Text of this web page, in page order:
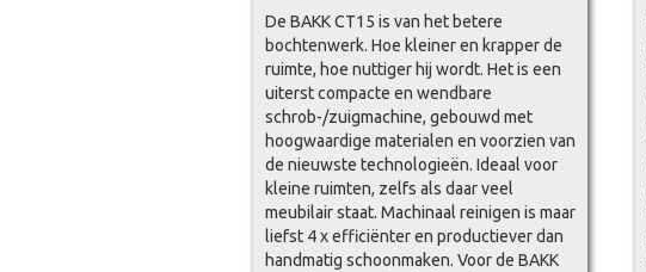
De BAKK CT15 is van het betere
bochtenwerk. Hoe kleiner en krapper de
ruimte, hoe nuttiger hij wordt. Het is een
uiterst compacte en wendbare
schrob-/zuigmachine, gebouwd met
hoogwaardige materialen en voorzien van
de nieuwste technologieën. Ideaal voor
kleine ruimten, zelfs als daar veel
meubilair staat. Machinaal reinigen is maar
liefst 4 x efficiënter en productiever dan
handmatig schoonmaken. Voor de BAKK